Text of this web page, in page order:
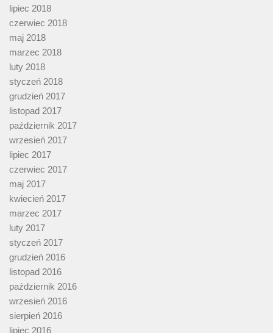
lipiec 2018
czerwiec 2018
maj 2018
marzec 2018
luty 2018
styczeń 2018
grudzień 2017
listopad 2017
październik 2017
wrzesień 2017
lipiec 2017
czerwiec 2017
maj 2017
kwiecień 2017
marzec 2017
luty 2017
styczeń 2017
grudzień 2016
listopad 2016
październik 2016
wrzesień 2016
sierpień 2016
lipiec 2016